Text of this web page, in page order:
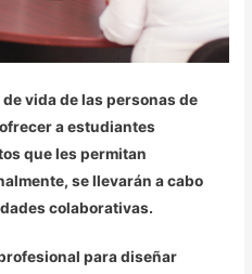
vida de las personas de
a estudiantes
que les permitan
se llevarán a cabo
colaborativas.
para diseñar